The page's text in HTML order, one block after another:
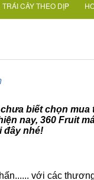
TRÁI CÂY THEO DỊP
biết chọn mua
nay, 360 Fruit
đây nhé!
với các